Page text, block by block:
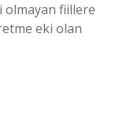
olmayan fiillere
eki olan